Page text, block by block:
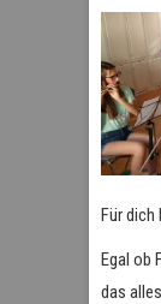
Für dich
Egal ob
das